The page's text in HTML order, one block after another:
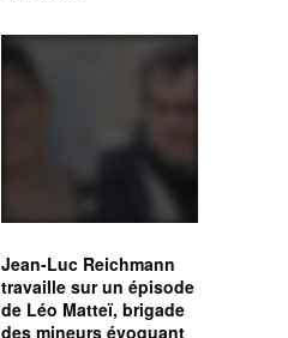
Jean-Luc Reichmann
travaille sur un épisode
de Léo Matteï, brigade
des mineurs évoquant